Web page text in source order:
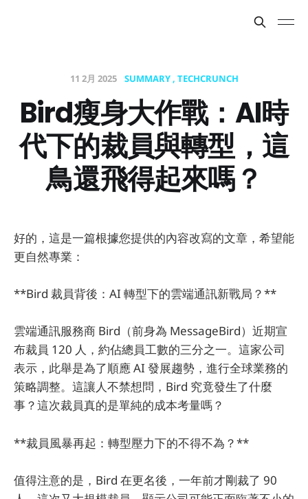
11 2月 2025 SUMMARY TECHCRUNCH
Bird瘦身大作戰：AI時
代下的裁員與轉型，這
鳥還飛得起來嗎？
好的，這是一篇根據您提供的內容改寫的文章，希望能
更自然專業：
**Bird 裁員背後：AI 轉型下的雲端通訊新戰局？**
雲端通訊服務商 Bird（前身為 MessageBird）近期宣
布裁員 120 人，約佔總員工數的三分之一。這家公司
表示，此舉是為了順應 AI 發展趨勢，進行全球業務的
策略調整。這讓人不禁想問，Bird 究竟發生了什麼
事？這次裁員真的是單純的成本考量嗎？
**裁員風暴再起：轉型壓力下的不得不為？**
值得注意的是，Bird 在更名後，一年前才剛裁了 90